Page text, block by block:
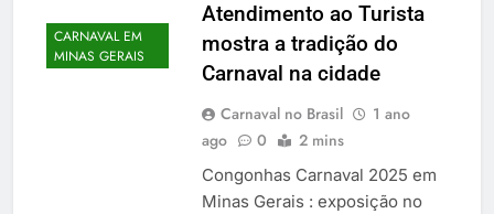
CARNAVAL EM
MINAS GERAIS
Atendimento ao Turista
mostra a tradição do
Carnaval na cidade
Carnaval no Brasil
1 ano
ago
0 2 mins
Congonhas Carnaval 2025 em
Minas Gerais : exposição no